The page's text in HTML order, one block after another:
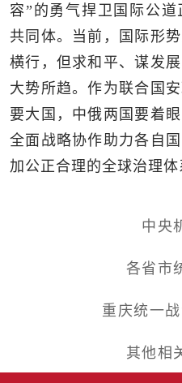
容”的勇气捍卫国际公
共同体。当前，国际形
横行，但求和平、谋发
大势所趋。作为联合国
要大国，中俄两国要着
全面战略协作助力各自
加公正合理的全球治理体
中央
各省市
重庆统一
其他相